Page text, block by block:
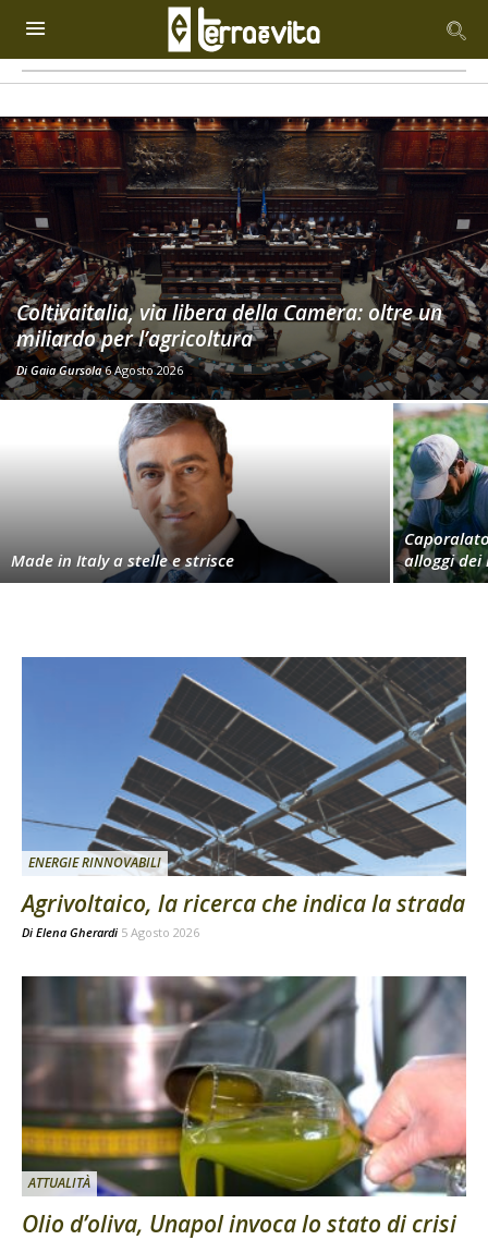
Coltivaitalia, via libera della Camera: oltre un
miliardo per l’agricoltura
DiGaia Gursola 6 Agosto 2026
Made in Italy a stelle e strisce
alloggi
ENERGIE RINNOVABILI
Agrivoltaico, la ricerca che indica la strada
Di Elena Gherardi 5 Agosto 2026
ATTUALITÀ
Olio d’oliva, Unapol invoca lo stato di crisi